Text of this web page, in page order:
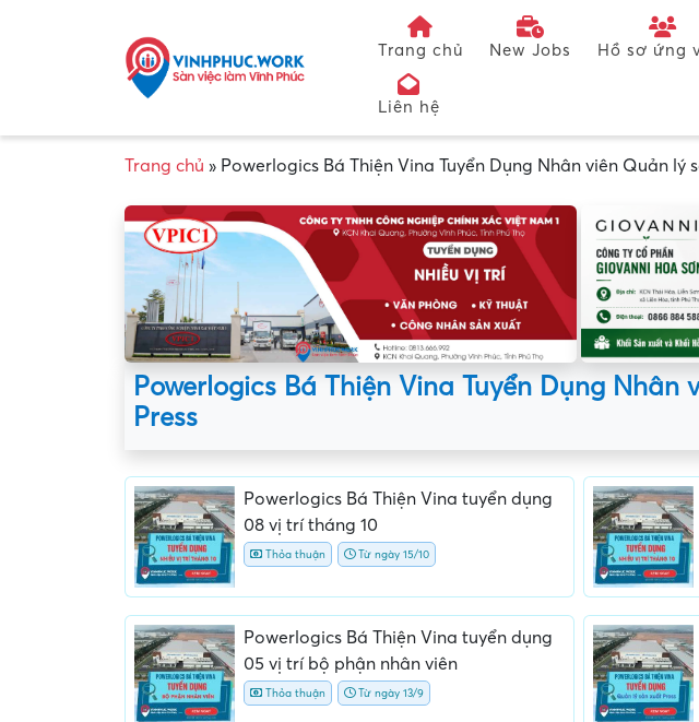
Trang chủ New Jobs Hồ sơ ứng
Liên hệ
Trang chủ » Powerlogics Bá Thiện Vina Tuyển Dụng Nhân viên Quản lý
Powerlogics Bá Thiện Vina Tuyển Dụng
Press
Powerlogics Bá Thiện Vina tuyển dụng
08 vị trí tháng 10
Thỏa thuận Từ ngày 15/10
Powerlogics Bá Thiện Vina tuyển dụng
05 vị trí bộ phận nhân viên
Thỏa thuận Từ ngày 13/9
Yêu cầu ký kết